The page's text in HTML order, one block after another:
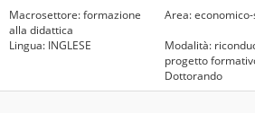
Macrosettore: formazione
alla didattica
Area:
Lingua: INGLESE
Modalità:
progetto
Dottorando